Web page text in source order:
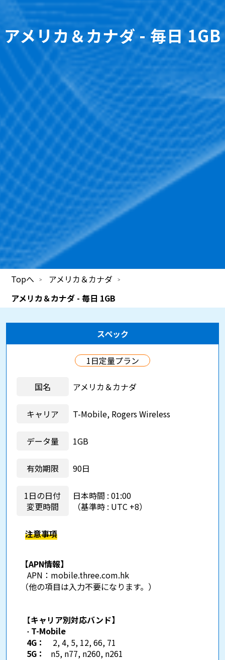
アメリカ＆カナダ - 毎日 1GB
Topへ
アメリカ＆カナダ
アメリカ＆カナダ - 毎日 1GB
スペック
1日定量プラン
国名 アメリカ＆カナダ
キャリア T-Mobile, Rogers Wireless
データ量 1GB
有効期限 90日
1日の日付
変更時間
日本時間 : 01:00
（基準時 : UTC +8）
注意事項
【APN情報】
APN： mobile.three.com.hk
（他の項目は入力不要になります。）
【キャリア別対応バンド】
・ T-Mobile
4G： 2, 4, 5, 12, 66, 71
5G：
n5, n77, n260, n261